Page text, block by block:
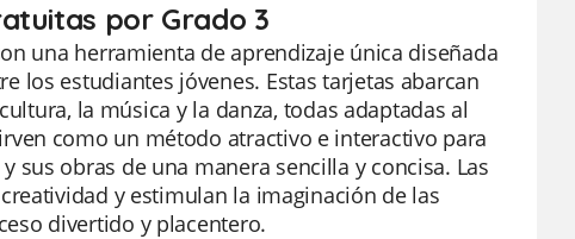
por Grado 3
una herramienta de aprendizaje única diseñada
los estudiantes jóvenes. Estas tarjetas abarcan
la música y la danza, todas adaptadas al
como un método atractivo e interactivo para
obras de una manera sencilla y concisa. Las
y estimulan la imaginación de las
divertido y placentero.